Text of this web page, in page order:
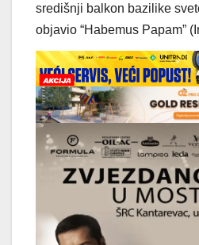
središnji balkon bazilike
objavio “Habemus Papam”